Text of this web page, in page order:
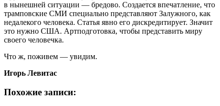
в нынешней ситуации — бредово. Создается впечатление, что
трамповские СМИ специально представляют Залужного, как
недалекого человека. Статья явно его дискредитирует. Значит
это нужно США. Артподготовка, чтобы представить миру
своего человечка.
Что ж, поживем — увидим.
Игорь Левитас
Похожие записи: